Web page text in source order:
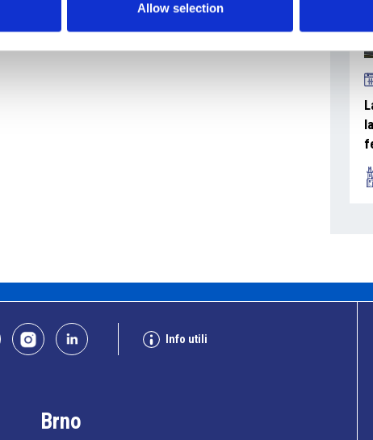
Allow selection
Info utili
Brno